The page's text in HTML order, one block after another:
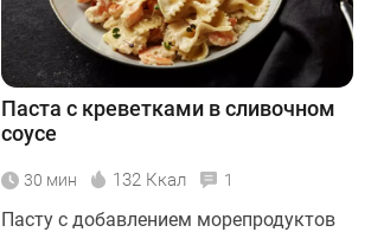
Паста с креветками в сливочном
соусе
30 мин 132 Ккал 1
Пасту с добавлением морепродуктов